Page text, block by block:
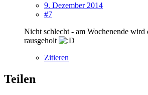
9. Dezember 2014
#7
Nicht schlecht - am Wochenende wird
rausgeholt
Zitieren
Teilen